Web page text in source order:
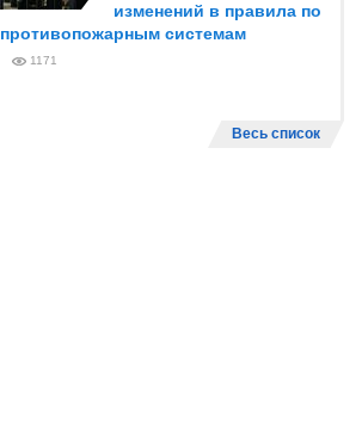
изменений в правила по
противопожарным системам
1171
Весь список